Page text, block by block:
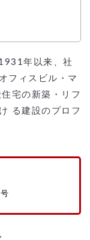
年以来、社
フィスビル・マ
宅の新築・リフ
る建設のプロフ